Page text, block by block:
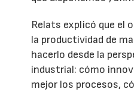
Relats explicó que el
la productividad de
hacerlo desde la
industrial: cómo
mejor los procesos,